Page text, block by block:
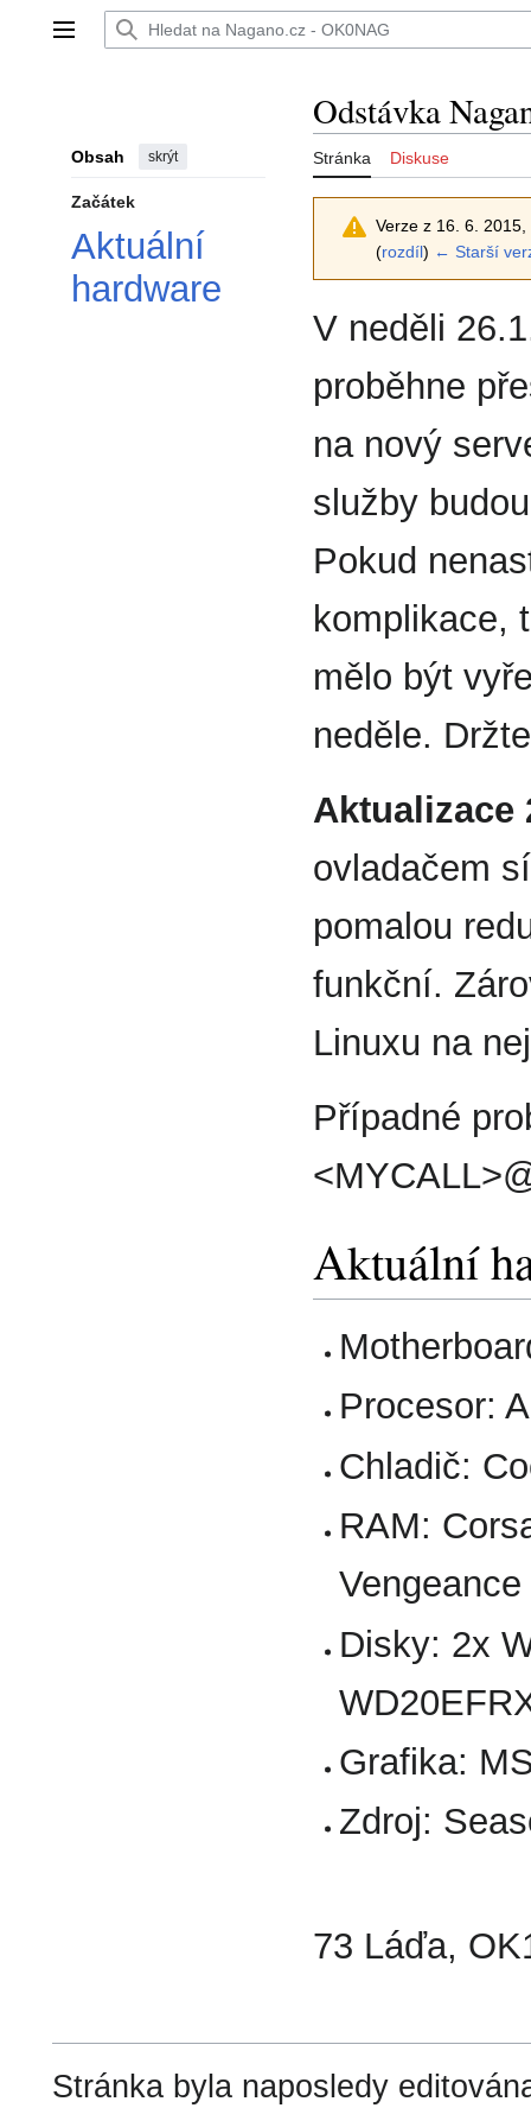
Hlavní menu
Obsah skrýt
Začátek
Aktuální
hardware
Odstávka
Stránka Diskuse
Verze z 16. 6.
(rozdíl) ← Starší
V neděli
proběhne
na nový
služby
Pokud
komplikace,
mělo být
neděle.
Aktualizace
ovladačem
pomalou
funkční.
Linuxu na
Případné
Aktuální
Procesor:
Chladič:
RAM:
Vengeance
Disky: 2x
Grafika:
Zdroj:
73 Láďa,
Stránka byla naposledy